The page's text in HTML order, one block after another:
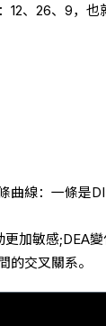
、26、9，也
線：一條是
加敏感;DEA
的交叉關系。